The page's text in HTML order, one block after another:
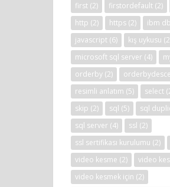
first (2) firstordefault (2)
http (2) https (2) ibm
javascript (6) kış uykusu
microsoft sql server (4)
orderby (2)
resimli anlatım (5) select
skip (2) sql (5) sql
sql server (4) ssl (2)
ssl sertifikası kurulumu (2)
video kesme (2) video
video kesmek için (2)